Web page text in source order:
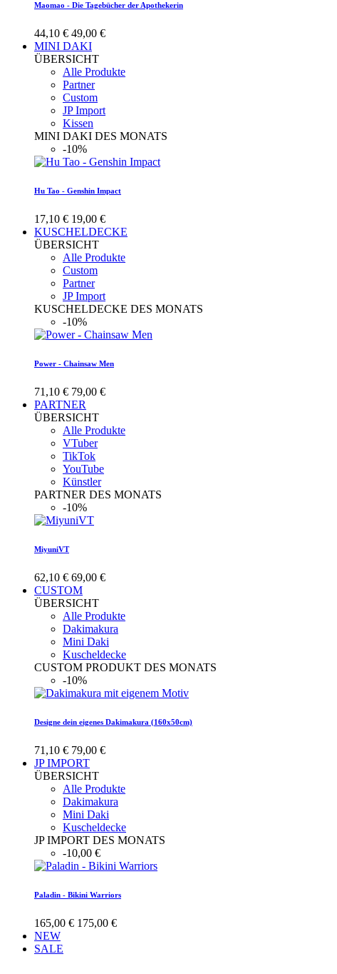
Maomao - Die Tagebücher der Apothekerin
44,10 € 49,00 €
MINI DAKI
ÜBERSICHT
Alle Produkte
Partner
Custom
JP Import
Kissen
MINI DAKI DES MONATS
-10%
Hu Tao - Genshin Impact
17,10 € 19,00 €
KUSCHELDECKE
ÜBERSICHT
Alle Produkte
Custom
Partner
JP Import
KUSCHELDECKE DES MONATS
-10%
Power - Chainsaw Men
71,10 € 79,00 €
PARTNER
ÜBERSICHT
Alle Produkte
VTuber
TikTok
YouTube
Künstler
PARTNER DES MONATS
-10%
MiyuniVT
62,10 € 69,00 €
CUSTOM
ÜBERSICHT
Alle Produkte
Dakimakura
Mini Daki
Kuscheldecke
CUSTOM PRODUKT DES MONATS
-10%
Designe dein eigenes Dakimakura (160x50cm)
71,10 € 79,00 €
JP IMPORT
ÜBERSICHT
Alle Produkte
Dakimakura
Mini Daki
Kuscheldecke
JP IMPORT DES MONATS
-10,00 €
Paladin - Bikini Warriors
165,00 € 175,00 €
NEW
SALE